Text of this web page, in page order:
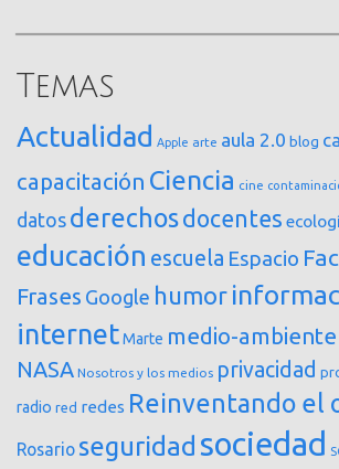
Temas
Actualidad Apple arte aula 2.0 blog
capacitación Ciencia cine
datos derechosdocentes
educación escuela Espacio
Frases Google humor
internetMarte medio-ambiente
NASA Nosotros y los medios privacidad
radio red redes Reinventando el
Rosario seguridad sociedad